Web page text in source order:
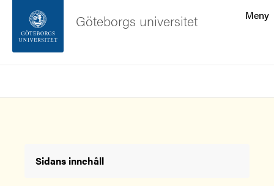
Sidfoten
Meny
Göteborgs universitet
Sidans innehåll